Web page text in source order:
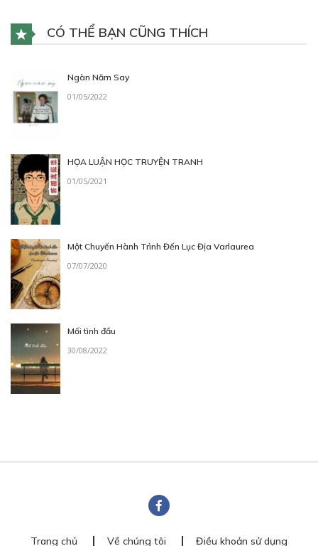
CÓ THỂ BẠN CŨNG THÍCH
Ngàn Năm Say
01/05/2022
HỌA LUẬN HỌC TRUYỆN TRANH
01/05/2021
Một Chuyến Hành Trình Đến Lục Địa Varlaurea
07/07/2020
Mối tình đầu
30/08/2022
Trang chủ Về chúng tôi Điều khoản sử dụng